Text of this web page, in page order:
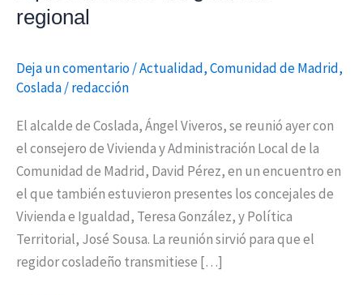
regional
Deja un comentario/Actualidad,Comunidad de Madrid,
Coslada/redacción
El alcalde de Coslada, Ángel Viveros, se reunió ayer con
el consejero de Vivienda y Administración Local de la
Comunidad de Madrid, David Pérez, en un encuentro en
el que también estuvieron presentes los concejales de
Vivienda e Igualdad, Teresa González, y Política
Territorial, José Sousa. La reunión sirvió para que el
regidor cosladeño transmitiese […]